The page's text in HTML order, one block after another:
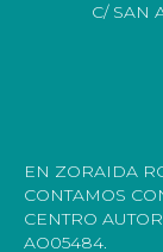
C/ SAN
EN ZORAIDA
CONTAMOS
CENTRO
AO05484.